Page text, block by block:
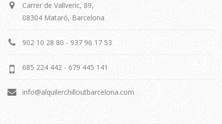
Carrer de Vallveric, 89,
08304 Mataró, Barcelona
902 10 28 80 - 937 96 17 53
685 224 442 - 679 445 141
info@alquilerchilloutbarcelona.com